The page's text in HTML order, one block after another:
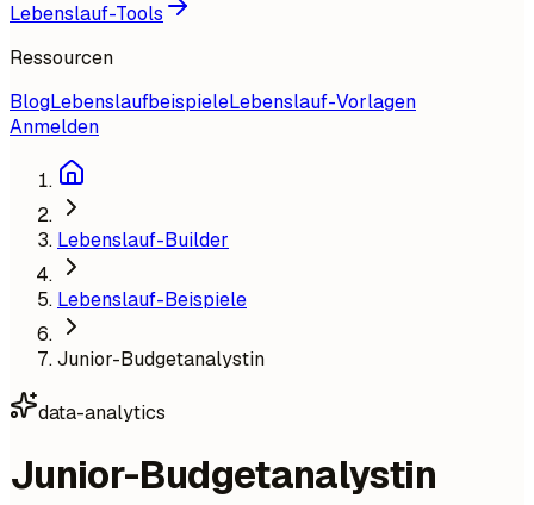
Lebenslauf-Tools
Ressourcen
BlogLebenslaufbeispieleLebenslauf-Vorlagen
Anmelden
Lebenslauf-Builder
Lebenslauf-Beispiele
Junior-Budgetanalystin
data-analytics
Junior-Budgetanalystin